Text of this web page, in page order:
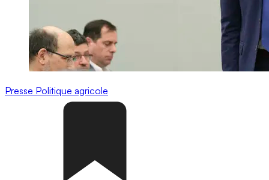
Presse Politique agricole